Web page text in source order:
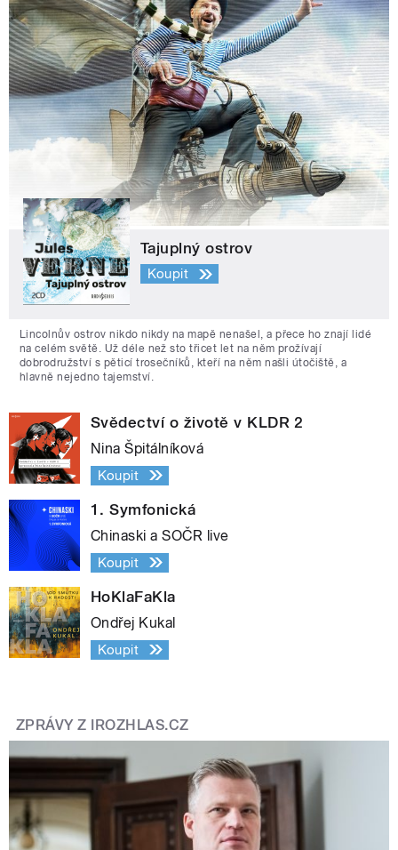
Tajuplný ostrov
Koupit
Lincolnův ostrov nikdo nikdy na mapě nenašel, a přece ho znají lidé
na celém světě. Už déle než sto třicet let na něm prožívají
dobrodružství s pěticí trosečníků, kteří na něm našli útočiště, a
hlavně nejedno tajemství.
Svědectví o životě v KLDR 2
Nina Špitálníková
Koupit
1. Symfonická
Chinaski a SOČR live
Koupit
HoKlaFaKla
Ondřej Kukal
Koupit
ZPRÁVY Z IROZHLAS.CZ